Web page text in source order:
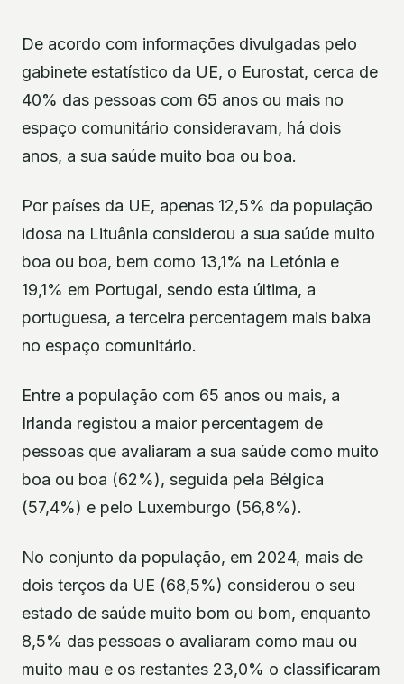
De acordo com informações divulgadas pelo
gabinete estatístico da UE, o Eurostat, cerca de
40% das pessoas com 65 anos ou mais no
espaço comunitário consideravam, há dois
anos, a sua saúde muito boa ou boa.
Por países da UE, apenas 12,5% da população
idosa na Lituânia considerou a sua saúde muito
boa ou boa, bem como 13,1% na Letónia e
19,1% em Portugal, sendo esta última, a
portuguesa, a terceira percentagem mais baixa
no espaço comunitário.
Entre a população com 65 anos ou mais, a
Irlanda registou a maior percentagem de
pessoas que avaliaram a sua saúde como muito
boa ou boa (62%), seguida pela Bélgica
(57,4%) e pelo Luxemburgo (56,8%).
No conjunto da população, em 2024, mais de
dois terços da UE (68,5%) considerou o seu
estado de saúde muito bom ou bom, enquanto
8,5% das pessoas o avaliaram como mau ou
muito mau e os restantes 23,0% o classificaram